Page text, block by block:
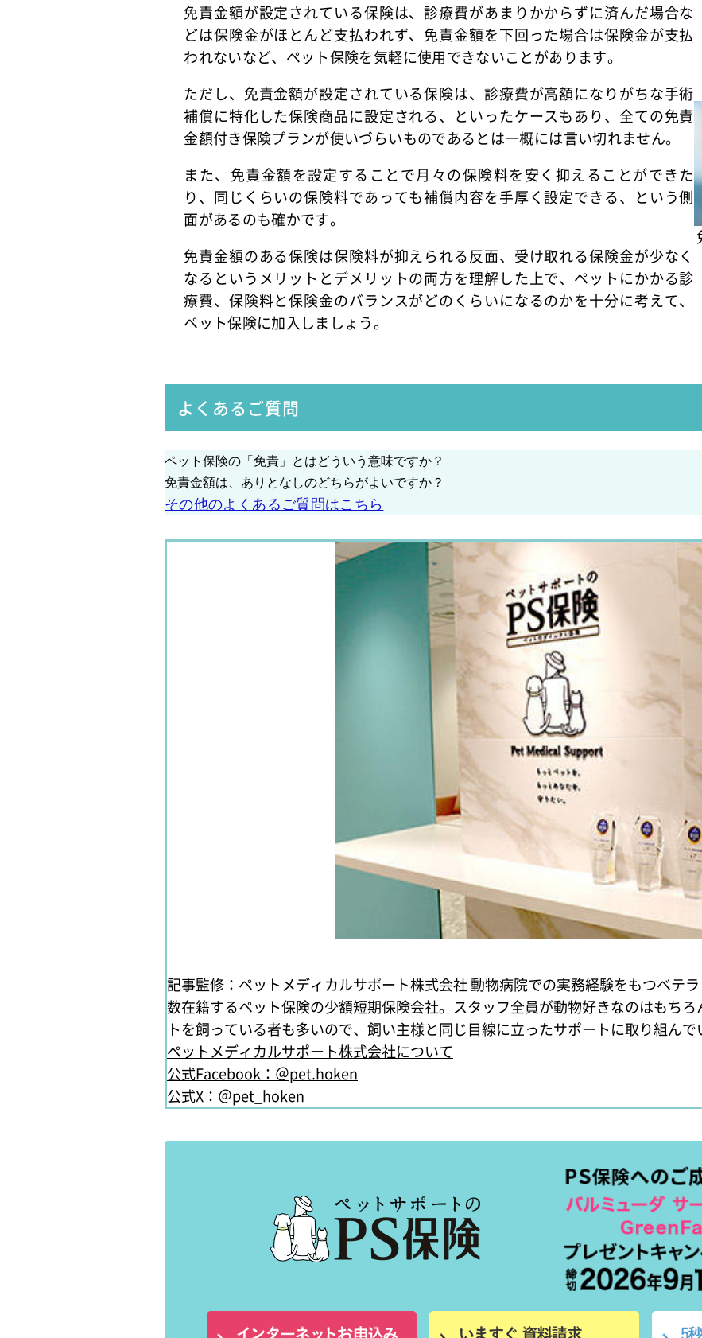
免責金額が設定されている保険は、診療費があまりかからずに済んだ場合な
どは保険金がほとんど支払われず、免責金額を下回った場合は保険金が支払
われないなど、ペット保険を気軽に使用できないことがあります。
ただし、免責金額が設定されている保険は、診療費が高額になりがちな手術
補償に特化した保険商品に設定される、といったケースもあり、全ての免責
金額付き保険プランが使いづらいものであるとは一概には言い切れません。
また、免責金額を設定することで月々の保険料を安く抑えることができた
り、同じくらいの保険料であっても補償内容を手厚く設定できる、という側
面があるのも確かです。
免責金額のある保険は保険料が抑えられる反面、受け取れる保険金が少なく
なるというメリットとデメリットの両方を理解した上で、ペットにかかる診
療費、保険料と保険金のバランスがどのくらいになるのかを十分に考えて、
ペット保険に加入しましょう。
よくあるご質問
ペット保険の「免責」とはどういう意味ですか？
免責金額は、ありとなしのどちらがよいですか？
その他のよくあるご質問はこちら
記事監修：ペットメディカルサポート株式会社動物病院での実務経験をもつベテ
数在籍するペット保険の少額短期保険会社。スタッフ全員が動物好きなのはもち
トを飼っている者も多いので、飼い主様と同じ目線に立ったサポートに取り組んで
ペットメディカルサポート株式会社について
公式Facebook：＠pet.hoken
公式X：＠pet_hoken